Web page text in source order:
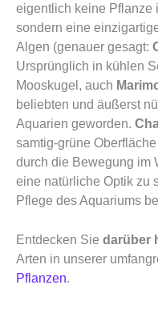
eigentlich keine Pflanze
sondern eine
Algen (genauer gesagt:
Ursprünglich in kühlen
Mooskugel, auch
beliebten und äußerst
Aquarien geworden.
samtig-grüne
durch die Bewegung im
eine natürliche Optik zu
Pflege des Aquariums
Entdecken Sie darüber
Arten in unserer
Pflanzen.